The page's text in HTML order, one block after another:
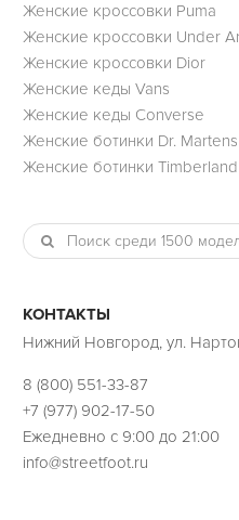
Женские кроссовки Puma
Женские кроссовки Under
Женские кроссовки Dior
Женские кеды Vans
Женские кеды Converse
Женские ботинки Dr. Martens
Женские ботинки Timberland
КОНТАКТЫ
Нижний Новгород, ул.
8 (800) 551-33-87
+7 (977) 902-17-50
Ежедневно с 9:00 до 21:00
info@streetfoot.ru